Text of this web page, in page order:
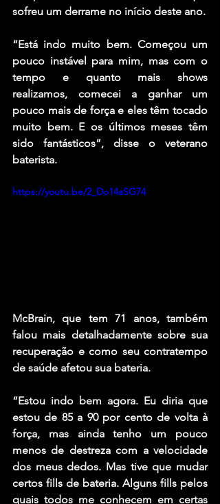
sofreu um derrame no início deste ano.
“Está indo muito bem. Começou um
pouco instável para mim, mas com o
tempo e quanto mais shows
realizamos, comecei a ganhar um
pouco mais de força e eles têm tocado
muito bem. E os últimos meses têm
sido fantásticos”, disse o veterano
baterista.
https://youtu.be/2_Do14aSG74
McBrain, que tem 71 anos, também
falou mais detalhadamente sobre sua
recuperação e como seu contratempo
de saúde afetou sua bateria.
“Estou indo bem agora. Eu diria que
estou de 85 a 90 por cento de volta à
força, mas ainda tenho um pouco
menos de destreza com a velocidade
dos meus dedos. Mas tive que mudar
certos fills de bateria. Alguns fills pelos
quais todos me conhecem em certas